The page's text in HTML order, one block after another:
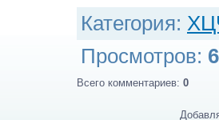
Категория:
Просмотров:
Всего комментариев: 0